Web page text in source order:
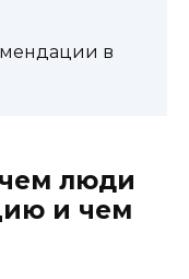
в
люди
и чем